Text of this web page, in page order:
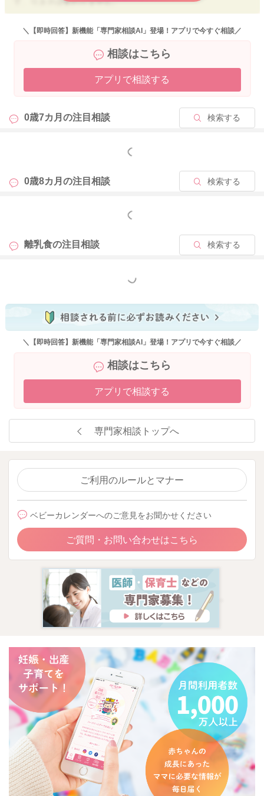
固ゆでの卵黄を
耳かき３
小さじ１まで進めたら、小さじ単位で量をふやしていき、
卵黄１個分まで進めていけると安心です。
＼【即時回答】新機能「専門家相談AI」登場！アプリで今すぐ相談／
相談はこちら
アプリで相談する
0歳7カ月の注目相談 検索する
もっと見る
0歳8カ月の注目相談 検索する
もっと見る
離乳食の注目相談 検索する
もっと見る
＼【即時回答】新機能「専門家相談AI」登場！アプリで今すぐ相談／
相談はこちら
アプリで相談する
専門家相談トップへ
ご利用のルールとマナー
ベビーカレンダーへのご意見をお聞かせください
ご質問・お問い合わせはこちら